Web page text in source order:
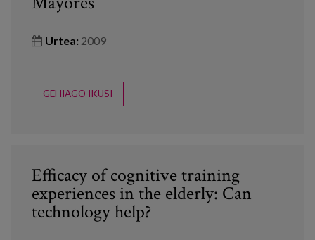
Urtea: 2009
GEHIAGO IKUSI
Efficacy of cognitive training
experiences in the elderly: Can
technology help?